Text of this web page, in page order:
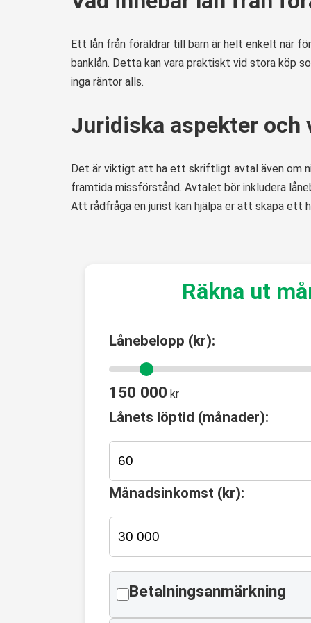
Ett lån från föräldrar till barn är helt enkelt när
banklån. Detta kan vara praktiskt vid stora köp
inga räntor alls.
Juridiska aspekter och
Det är viktigt att ha ett skriftligt avtal även om
framtida missförstånd. Avtalet bör inkludera
Att rådfråga en jurist kan hjälpa er att skapa ett
Räkna ut
Lånebelopp (kr):
150 000 kr
Lånets löptid (månader):
Månadsinkomst (kr):
Betalningsanmärkning